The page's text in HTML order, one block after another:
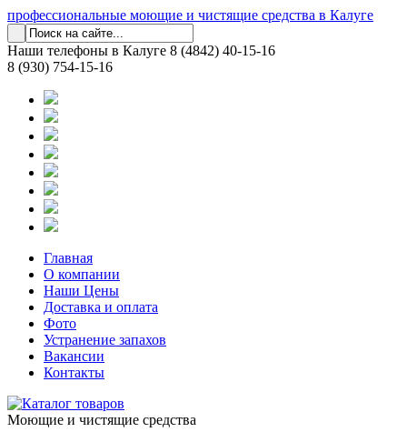
профессиональные моющие и чистящие средства в Калуге
Наши телефоны в Калуге 8 (4842) 40-15-16
8 (930) 754-15-16
Главная
О компании
Наши Цены
Доставка и оплата
Фото
Устранение запахов
Вакансии
Контакты
Моющие и чистящие средства